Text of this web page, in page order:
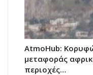
AtmoHub:
μεταφοράς
περιοχές…